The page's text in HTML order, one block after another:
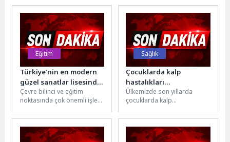
Ormanya’da yaz akşamlarına
renk katacak açık...
bilincini güçlendirmek ve
emek veren vatandaşları...
Eğitim
Türkiye’nin en modern
güzel sanatlar lisesinde
çevre bilincine dikkat
çeken ödül töreni
Çevre bilinci ve eğitim
noktasında çok önemli işlere
Belediyesi Dünya Çevre
Günü...
Sağlık
Çocuklarda kalp
hastalıkları
yaygınlaşıyor
Ülkemizde son yıllarda
çocuklarda kalp
sıklığı hızla artıyor. Geçmişte
sadece ileri yaş hastalığı...